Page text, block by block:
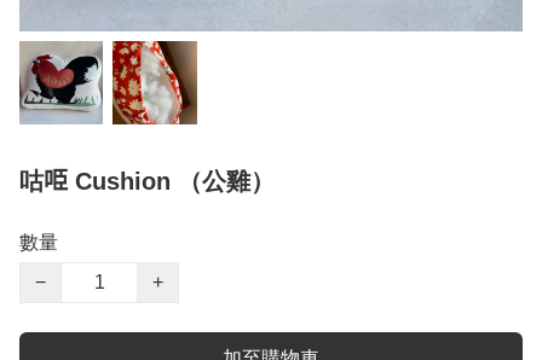
咕𠱸 Cushion （公雞）
數量
−
+